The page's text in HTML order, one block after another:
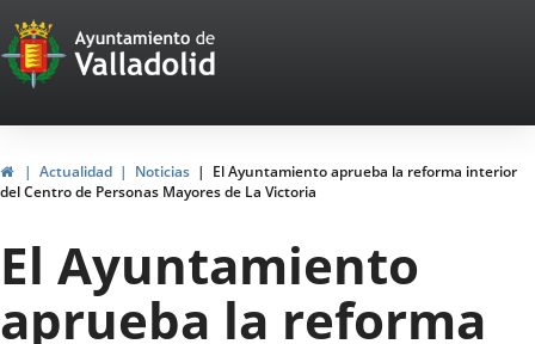
Portal
Web
del
Ayuntamiento
de
Valladolid
HomeActualidad Noticias
El Ayuntamiento aprueba la reforma interior
del Centro de Personas Mayores de La Victoria
El Ayuntamiento
aprueba la reforma